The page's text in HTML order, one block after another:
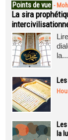
Points de vue -
La sira
la...
la